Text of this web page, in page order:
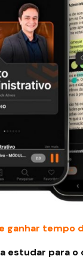
ganhar tempo
estudar para